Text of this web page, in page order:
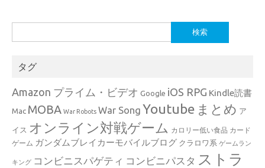
索:
タグ
Amazon プライム・ビデオ Google iOS RPG Kindle読書
Mac MOBA War Robots War Song Youtube まとめ ア
イス オンライン対戦ゲーム カロリー低い食品 カード
ゲーム ガンダムブレイカーモバイルブログ クラロワ系 ゲームラン
キング コンビニスパゲティ コンビニパスタ ストラ